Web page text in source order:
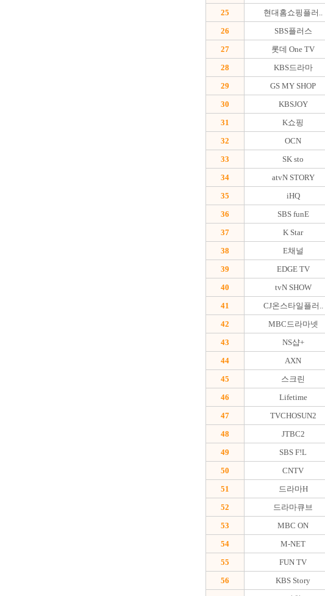
25
현대홈쇼핑플러..
26
SBS플러스
27
롯데 One TV
28
KBS드라마
29
GS MY SHOP
30
KBSJOY
31
K쇼핑
32
OCN
33
SK sto
34
atvN STORY
35
iHQ
36
SBS funE
37
K Star
38
E채널
39
EDGE TV
40
tvN SHOW
41
CJ온스타일플러..
42
MBC드라마넷
43
NS샵+
44
AXN
45
스크린
46
Lifetime
47
TVCHOSUN2
48
JTBC2
49
SBS F!L
50
CNTV
51
드라마H
52
드라마큐브
53
MBC ON
54
M-NET
55
FUN TV
56
KBS Story